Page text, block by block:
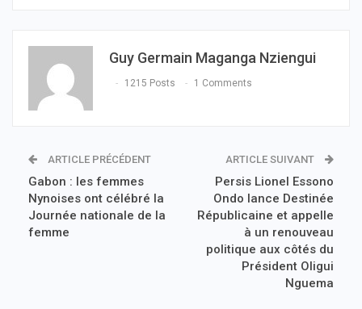
Guy Germain Maganga Nziengui
1215 Posts 1 Comments
ARTICLE PRÉCÉDENT
Gabon : les femmes
Nynoises ont célébré la
Journée nationale de la
femme
ARTICLE SUIVANT
Persis Lionel Essono
Ondo lance Destinée
Républicaine et appelle
à un renouveau
politique aux côtés du
Président Oligui
Nguema